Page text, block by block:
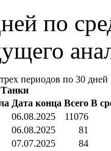
по
периодов по 30 дней
Танки
Дата конца Всего В
06.08.2025
11076
06.08.2025
81
07.07.2025
84